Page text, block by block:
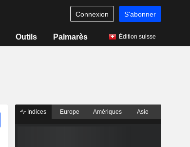
Connexion S'abonner
Outils Palmarès Édition suisse
Indices Europe Amériques Asie